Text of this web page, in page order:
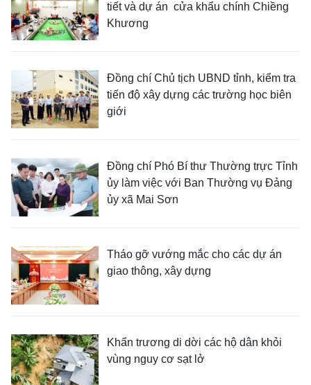
tiết và dự án cửa khẩu chính Chiềng
Khương
Đồng chí Chủ tịch UBND tỉnh, kiểm tra
tiến độ xây dựng các trường học biên
giới
Đồng chí Phó Bí thư Thường trực Tỉnh
ủy làm việc với Ban Thường vụ Đảng
ủy xã Mai Sơn
Tháo gỡ vướng mắc cho các dự án
giao thông, xây dựng
Khẩn trương di dời các hộ dân khỏi
vùng nguy cơ sạt lở